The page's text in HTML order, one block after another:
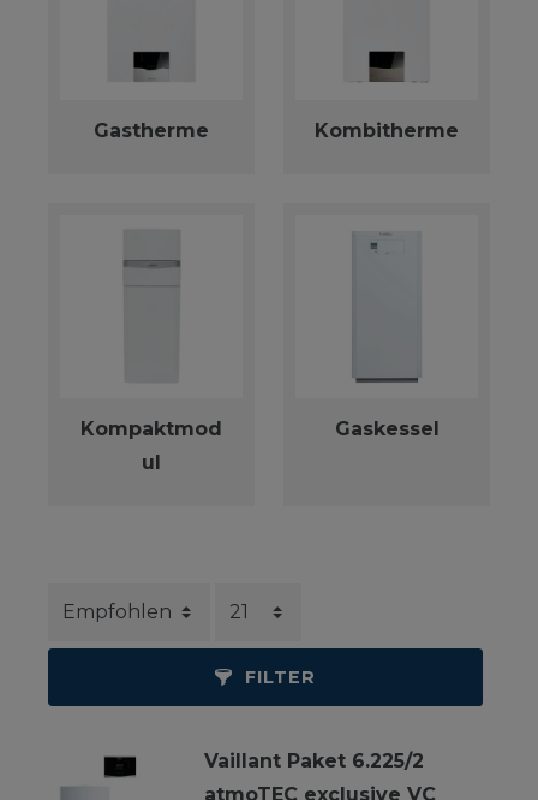
Gastherme Kombitherme
Kompaktmod
ul
Gaskessel
FILTER
Vaillant Paket 6.225/2
atmoTEC exclusive VC